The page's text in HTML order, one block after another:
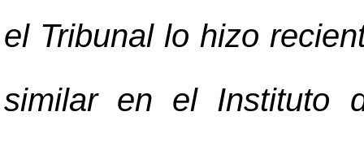
el Tribunal lo hizo
similar en el Instituto